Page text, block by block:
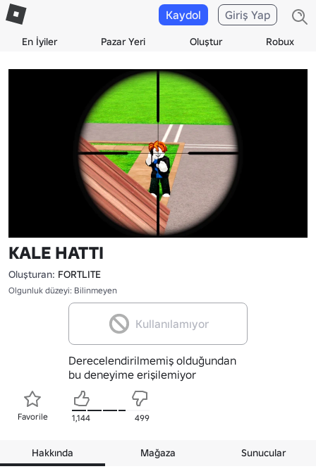
En İyiler Pazar Yeri Oluştur Robux
Kaydol Giriş Yap
KALE HATTI
Oluşturan: FORTLITE
Olgunluk düzeyi: Bilinmeyen
Kullanılamıyor
Derecelendirilmemiş olduğundan
bu deneyime erişilemiyor
Favorile 1,144 499
Hakkında Mağaza Sunucular